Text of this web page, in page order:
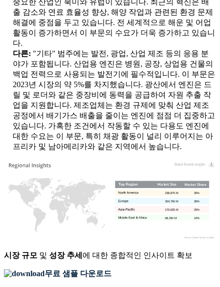
중요한 산업인 북미와 유럽이 있습니다. 최근의 혁신은 배
출 감소와 연료 효율성 향상, 해양 작업과 관련된 환경 문제
해결에 중점을 두고 있습니다. 전 세계적으로 해운 및 어업
활동이 증가하면서 이 부문의 수요가 더욱 증가하고 있습니
다.
다른: "기타" 범주에는 발전, 광업, 산업 제조 등의 응용 분
야가 포함됩니다. 산업용 엔진은 병원, 공장, 상업용 건물의
백업 전력으로 사용되는 발전기에 필수적입니다. 이 부문은
2023년 시장의 약 5%를 차지했습니다. 광산에서 엔진은 드
릴 및 로더와 같은 중장비에 동력을 공급하여 자원 추출 작
업을 지원합니다. 제조업체는 환경 규제에 맞춰 산업 제조
공정에서 배기가스 배출을 줄이는 엔진에 점점 더 집중하고
있습니다. 가혹한 조건에서 작동할 수 있는 다용도 엔진에
대한 수요는 이 부문, 특히 채광 활동이 널리 이루어지는 아
프리카 및 남아메리카와 같은 지역에서 높습니다.
10%
68,250 M
25%
170,625 M
30%
204,750 M
35%
238,875 M
시장 규모 및 성장 추세 에 대한 종합적인 인사이트 확보
무료 샘플 다운로드